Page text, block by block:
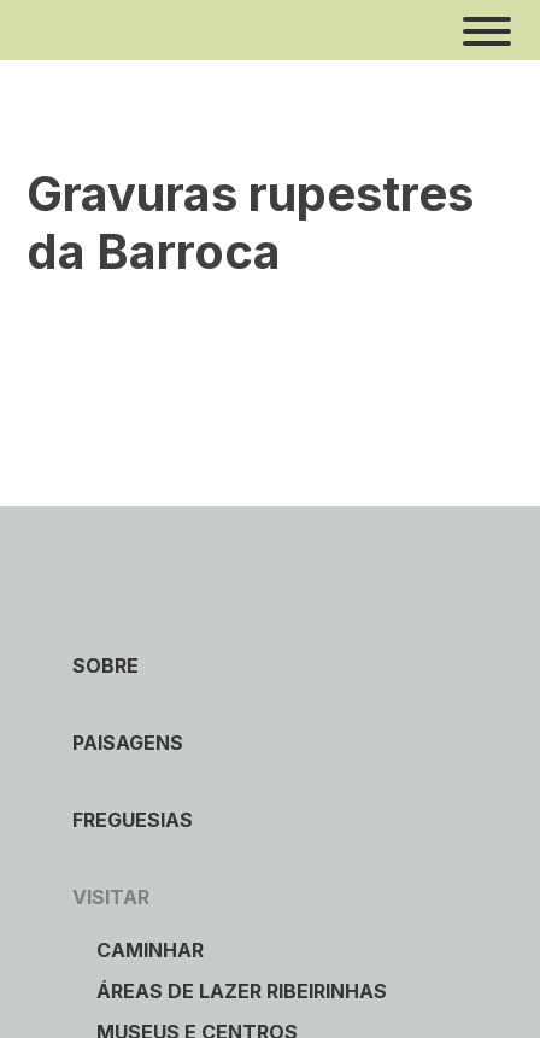
Museus e Centros
Áreas de lazer ribeirinhas
Observação de aves
Onde comer
Onde ficar
Gravuras rupestres
da Barroca
SOBRE
PAISAGENS
FREGUESIAS
VISITAR
CAMINHAR
ÁREAS DE LAZER RIBEIRINHAS
MUSEUS E CENTROS